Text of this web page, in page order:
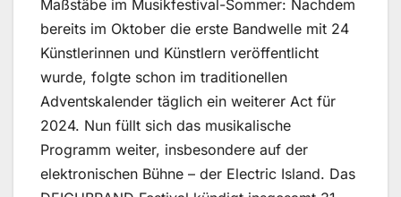
Maßstäbe im Musikfestival-Sommer: Nachdem
bereits im Oktober die erste Bandwelle mit 24
Künstlerinnen und Künstlern veröffentlicht
wurde, folgte schon im traditionellen
Adventskalender täglich ein weiterer Act für
2024. Nun füllt sich das musikalische
Programm weiter, insbesondere auf der
elektronischen Bühne – der Electric Island. Das